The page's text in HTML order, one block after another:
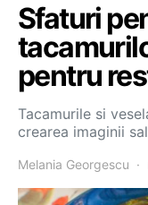
Sfaturi
pentru
Tacamurile si
crearea imaginii
Melania Georgescu